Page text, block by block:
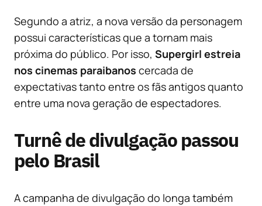
Segundo a atriz, a nova versão da personagem
possui características que a tornam mais
próxima do público. Por isso, Supergirl estreia
nos cinemas paraibanos cercada de
expectativas tanto entre os fãs antigos quanto
entre uma nova geração de espectadores.
Turnê de divulgação passou
pelo Brasil
A campanha de divulgação do longa também